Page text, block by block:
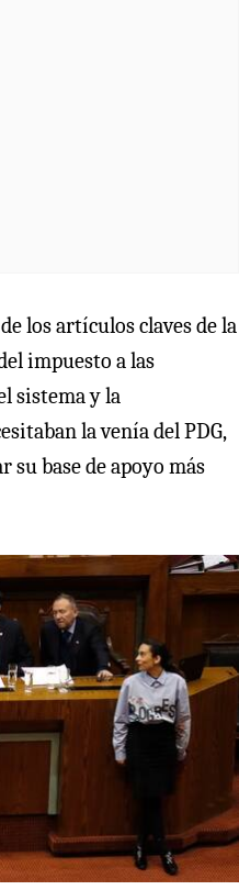
los artículos claves de la
impuesto a las
sistema y la
la venía del PDG,
su base de apoyo más